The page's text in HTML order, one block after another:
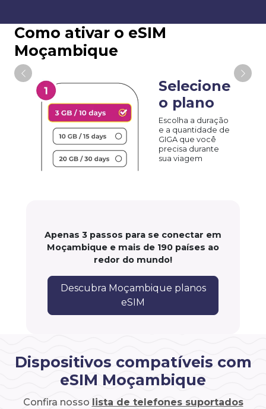
Como ativar o eSIM
Moçambique
Selecione
o plano
Escolha a duração
e a quantidade de
GIGA que você
precisa durante
sua viagem
Apenas 3 passos para se conectar em
Moçambique e mais de 190 países ao
redor do mundo!
Descubra Moçambique planos
eSIM
Dispositivos compatíveis com
eSIM Moçambique
Confira nosso lista de telefones suportados